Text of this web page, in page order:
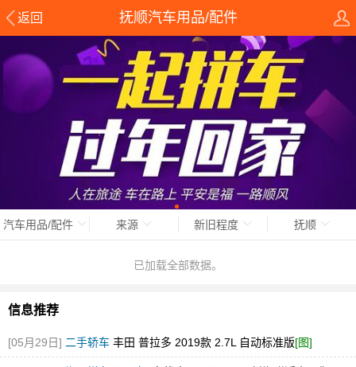
返回 抚顺汽车用品/配件
汽车用品/配件 来源 新旧程度 抚顺
已加载全部数据。
信息推荐
[05月29日] 二手轿车 丰田 普拉多 2019款 2.7L 自动标准版[图]